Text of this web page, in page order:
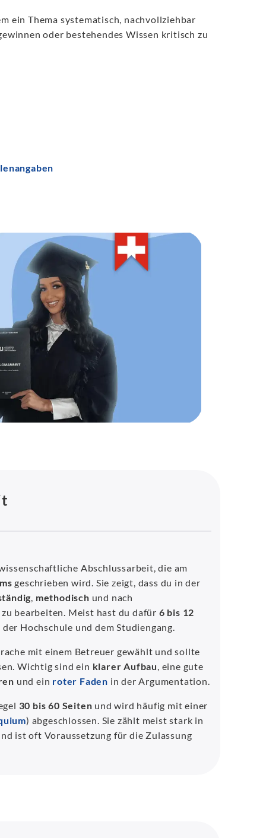
ein Thema systematisch, nachvollziehbar
oder bestehendes Wissen kritisch zu
Abschlussarbeit, die am
geschrieben wird. Sie zeigt, dass du in der
, methodisch und nach
zu bearbeiten. Meist hast du dafür 6 bis 12
Hochschule und dem Studiengang.
mit einem Betreuer gewählt und sollte
Wichtig sind ein klarer Aufbau, eine gute
und ein roter Faden in der Argumentation.
30 bis 60 Seiten und wird häufig mit einer
) abgeschlossen. Sie zählt meist stark in
ist oft Voraussetzung für die Zulassung